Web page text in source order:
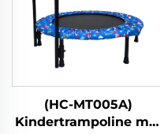
(HC-MT005A)
Kindertrampoline met